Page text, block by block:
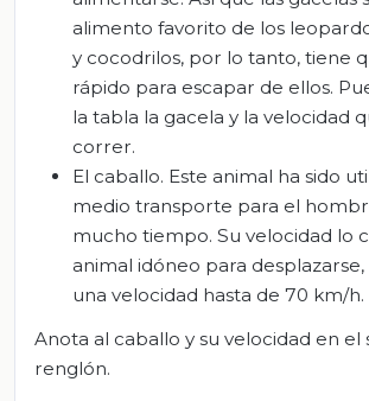
alimento favorito de los
y cocodrilos, por lo tanto, tiene
rápido para escapar de ellos.
la tabla la gacela y la velocidad
correr.
El caballo. Este animal ha sido
medio transporte para el
mucho tiempo. Su velocidad lo
animal idóneo para
una velocidad hasta de 70 km/h.
Anota al caballo y su velocidad en el
renglón.